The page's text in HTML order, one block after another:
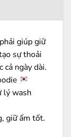
giúp giữ
sự thoải
cả ngày dài.
lý wash
giữ ấm tốt.